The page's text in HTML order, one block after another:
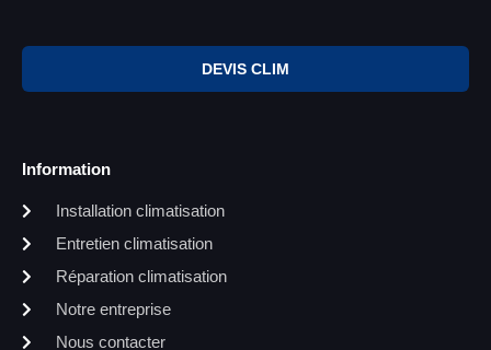
DEVIS CLIM
Information
Installation climatisation
Entretien climatisation
Réparation climatisation
Notre entreprise
Nous contacter